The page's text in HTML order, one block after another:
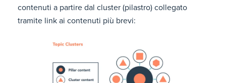
contenuti a partire dal cluster (pilastro) collegato
tramite link ai contenuti più brevi: